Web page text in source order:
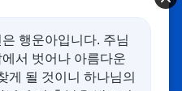
행운아입니다. 주님
서 벗어나 아름다운
게 될 것이니 하나님의